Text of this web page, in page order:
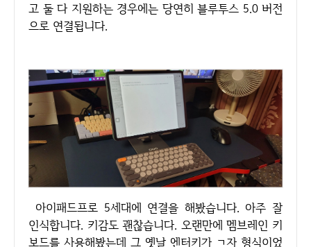
고 둘 다 지원하는 경우에는 당연히 블루투스 5.0 버전
으로 연결됩니다.
아이패드프로 5세대에 연결을 해봤습니다. 아주 잘
인식합니다. 키감도 괜찮습니다. 오랜만에 멤브레인 키
보드를 사용해봤는데 그 옛날 엔터키가 ㄱ자 형식이었